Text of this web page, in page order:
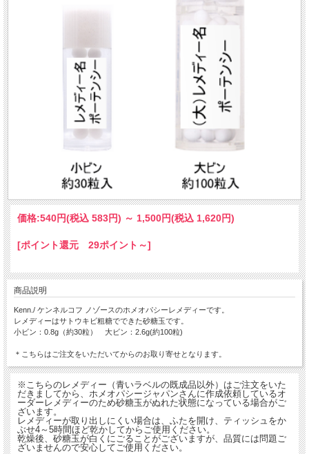
価格:540円(税込 583円) ～ 1,500円(税込 1,620円)
[ポイント還元 29ポイント～]
商品説明
Kenn./ ケンネルコフ ノゾースのホメオパシーレメディーです。
レメディーはサトウキビ粗糖でできた砂糖玉です。
小ビン：0.8g（約30粒） 大ビン：2.6g(約100粒)
＊こちらはご注文をいただいてからのお取り寄せとなります。
※こちらのレメディー（青いラベルの既成品以外）はご注文をいた
だきましてから、ホメオパシージャパンさんに作成依頼しているオ
ーダーレメディーのため砂糖玉がぬれた状態になっている場合がご
ざいます。
レメディーが取り出しにくい場合は、ふたを開け、ティッシュをか
ぶせ4～5時間ほど乾かしてからご使用ください。
乾燥後、砂糖玉が白くにごることがございますが、品質には問題ご
ざいませんので安心してご使用ください。